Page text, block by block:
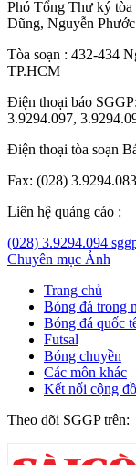
Phó Tổng Thư ký tòa
Dũng, Nguyễn
Tòa soạn : 432-434
TP.HCM
Điện thoại báo
3.9294.097,
Điện thoại tòa soạn
Fax: (028) 3.9294.083
Liên hệ quảng cáo :
(028) 3.9294.094
Chuyên mục Ảnh
Trang chủ
Bóng đá trong
Bóng đá quốc
Futsal
Bóng chuyền
Các môn khác
Kết nối cộng
Theo dõi SGGP trên: